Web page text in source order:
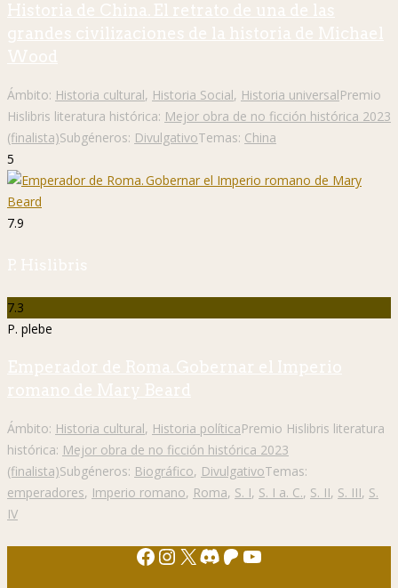
Historia de China. El retrato de una de las
grandes civilizaciones de la historia de Michael
Wood
Ámbito: Historia cultural, Historia Social, Historia universalPremio
Hislibris literatura histórica: Mejor obra de no ficción histórica 2023
(finalista)Subgéneros: DivulgativoTemas: China
5
7.9
P. Hislibris
7.3
P. plebe
Emperador de Roma. Gobernar el Imperio
romano de Mary Beard
Ámbito: Historia cultural, Historia políticaPremio Hislibris literatura
histórica: Mejor obra de no ficción histórica 2023
(finalista)Subgéneros: Biográfico, DivulgativoTemas:
emperadores, Imperio romano, Roma, S. I, S. I a. C., S. II, S. III, S.
IV
Facebook
Instagram
X Discord
Patreon
YouTube